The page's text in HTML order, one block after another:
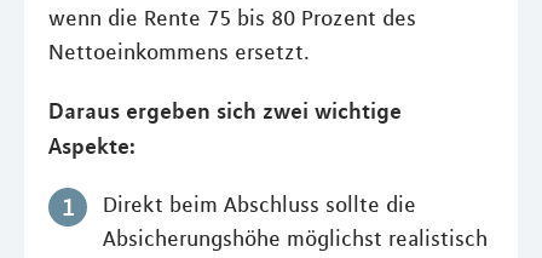
wenn die Rente 75 bis 80 Prozent des
Nettoeinkommens ersetzt.
Daraus ergeben sich zwei wichtige
Aspekte:
Direkt beim Abschluss sollte die
Absicherungshöhe möglichst realistisch